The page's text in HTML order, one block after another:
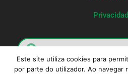
Este site utiliza cookies para
por parte do utilizador. Ao navegar